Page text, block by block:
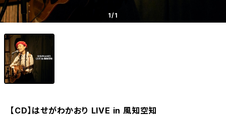
1/1
【CD】はせがわかおり LIVE in 風知空知